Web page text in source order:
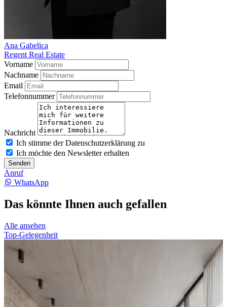
Ana Gabelica
Regent Real Estate
Vorname
Nachname
Email
Telefonnummer
Nachricht
Ich stimme der Datenschutzerklärung zu
Ich möchte den Newsletter erhalten
Senden
Anruf
WhatsApp
Das könnte Ihnen auch gefallen
Alle ansehen
Top-Gelegenheit